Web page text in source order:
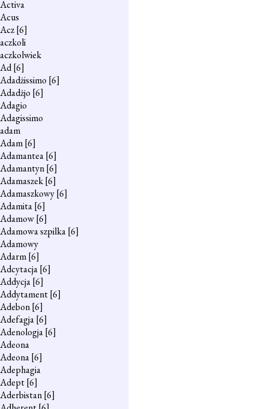
Activa
Acus
Acz[6]
aczkoli
aczkolwiek
Ad[6]
Adadżissimo [6]
Adadżjo [6]
Adagio
Adagissimo
adam
Adam[6]
Adamantea[6]
Adamantyn[6]
Adamaszek[6]
Adamaszkowy[6]
Adamita[6]
Adamow[6]
Adamowa szpilka[6]
Adamowy
Adarm[6]
Adcytacja[6]
Addycja[6]
Addytament[6]
Adebon[6]
Adefagja[6]
Adenologja[6]
Adeona
Adeona[6]
Adephagia
Adept[6]
Aderbistan[6]